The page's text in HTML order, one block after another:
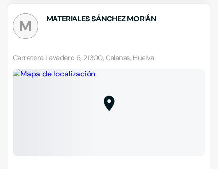
M MATERIALES SÁNCHEZ MORIÁN
Carretera Lavadero 6, 21300, Calañas, Huelva